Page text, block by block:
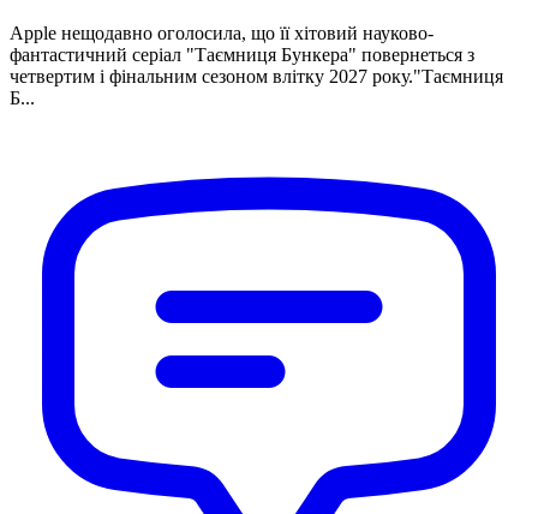
Apple нещодавно оголосила, що її хітовий науково-
фантастичний серіал "Таємниця Бункера" повернеться з
четвертим і фінальним сезоном влітку 2027 року."Таємниця
Б...